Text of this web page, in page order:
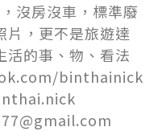
沒房沒車，標準廢
片，更不是旅遊達
活的事、物、看法
binthainick